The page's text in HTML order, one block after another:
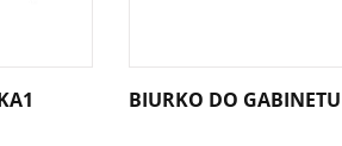
BIURKO DO